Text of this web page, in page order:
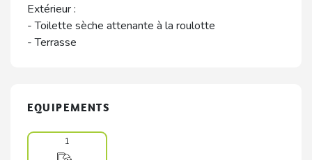
Extérieur :
- Toilette sèche attenante à la roulotte
- Terrasse
EQUIPEMENTS
1